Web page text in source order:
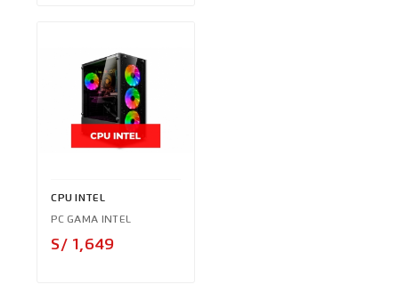
CPU INTEL
PC GAMA INTEL
S/ 1,649